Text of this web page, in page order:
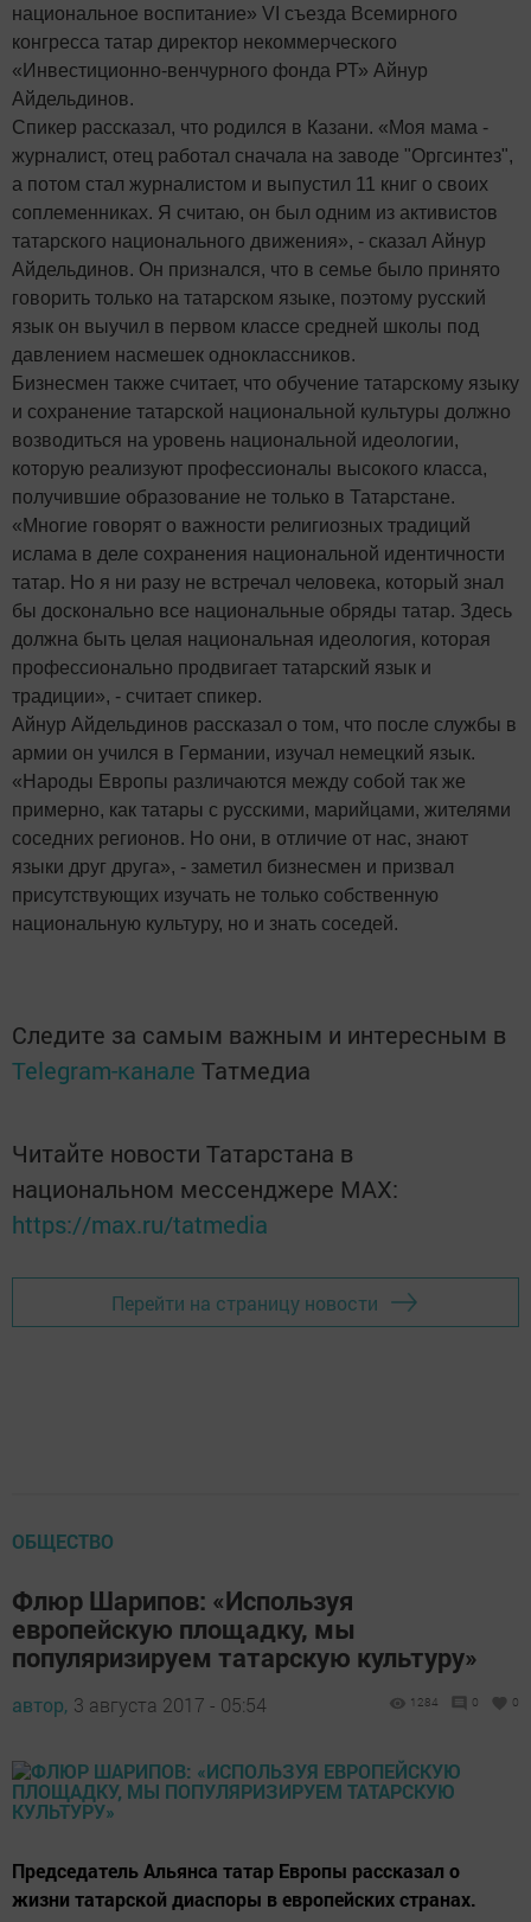
национальное воспитание» VI съезда Всемирного
конгресса татар директор некоммерческого
«Инвестиционно-венчурного фонда РТ» Айнур
Айдельдинов.
Спикер рассказал, что родился в Казани. «Моя мама -
журналист, отец работал сначала на заводе "Оргсинтез",
а потом стал журналистом и выпустил 11 книг о своих
соплеменниках. Я считаю, он был одним из активистов
татарского национального движения», - сказал Айнур
Айдельдинов. Он признался, что в семье было принято
говорить только на татарском языке, поэтому русский
язык он выучил в первом классе средней школы под
давлением насмешек одноклассников.
Бизнесмен также считает, что обучение татарскому языку
и сохранение татарской национальной культуры должно
возводиться на уровень национальной идеологии,
которую реализуют профессионалы высокого класса,
получившие образование не только в Татарстане.
«Многие говорят о важности религиозных традиций
ислама в деле сохранения национальной идентичности
татар. Но я ни разу не встречал человека, который знал
бы досконально все национальные обряды татар. Здесь
должна быть целая национальная идеология, которая
профессионально продвигает татарский язык и
традиции», - считает спикер.
Айнур Айдельдинов рассказал о том, что после службы в
армии он учился в Германии, изучал немецкий язык.
«Народы Европы различаются между собой так же
примерно, как татары с русскими, марийцами, жителями
соседних регионов. Но они, в отличие от нас, знают
языки друг друга», - заметил бизнесмен и призвал
присутствующих изучать не только собственную
национальную культуру, но и знать соседей.
Следите за самым важным и интересным в
Telegram-канале Татмедиа
Читайте новости Татарстана в
национальном мессенджере MАХ:
https://max.ru/tatmedia
Перейти на страницу новости
ОБЩЕСТВО
Флюр Шарипов: «Используя
европейскую площадку, мы
популяризируем татарскую культуру»
автор, 3 августа 2017 - 05:54 1284 0 0
Председатель Альянса татар Европы рассказал о
жизни татарской диаспоры в европейских странах.